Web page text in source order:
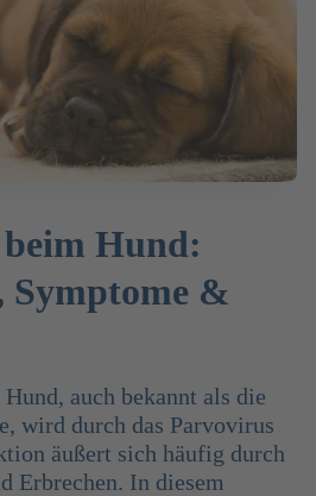
Hund:
Symptome &
auch bekannt als die
wird durch das Parvovirus
äußert sich häufig durch
Erbrechen. In diesem